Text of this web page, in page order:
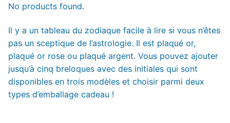
No products found.
Il y a un tableau du zodiaque facile à lire si vous n’êtes
pas un sceptique de l’astrologie. Il est plaqué or,
plaqué or rose ou plaqué argent. Vous pouvez ajouter
jusqu’à cinq breloques avec des initiales qui sont
disponibles en trois modèles et choisir parmi deux
types d’emballage cadeau !